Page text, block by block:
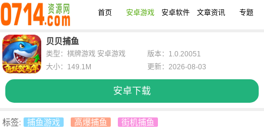
首页 安卓游戏 安卓软件 文章资讯 专题
贝贝捕鱼
安卓下载
类型：棋牌游戏 安卓游戏
版本：1.0.20051
大小：149.1M
更新：2026-08-03
标签: 捕鱼游戏 高爆捕鱼 街机捕鱼